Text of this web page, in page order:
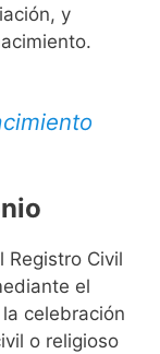
y
Registro Civil
el
celebración
o religioso